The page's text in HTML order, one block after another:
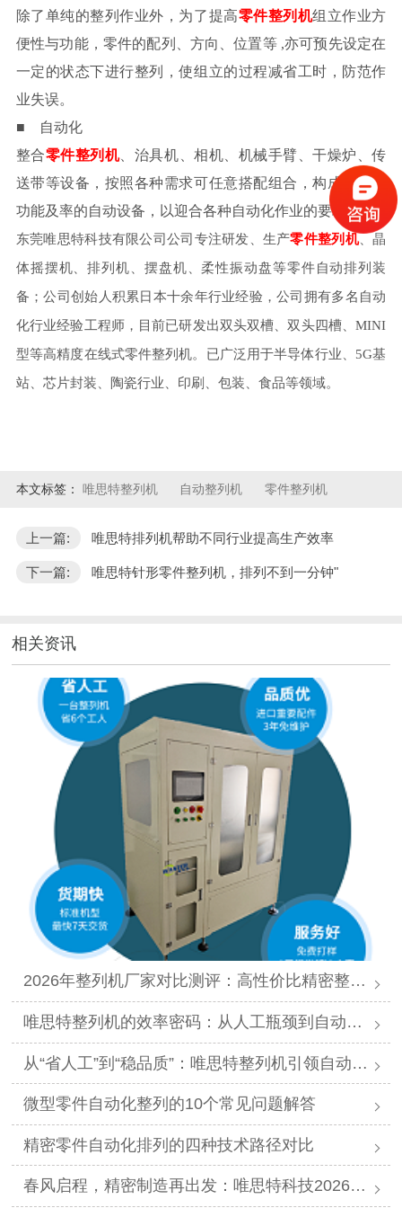
除了单纯的整列作业外，为了提高零件整列机组立作业方
便性与功能，零件的配列、方向、位置等 ,亦可预先设定在
一定的状态下进行整列，使组立的过程减省工时，防范作
业失误。
■ 自动化
整合零件整列机、治具机、相机、机械手臂、干燥炉、传
送带等设备，按照各种需求可任意搭配组合，构成一组多
功能及率的自动设备，以迎合各种自动化作业的要求。
东莞唯思特科技有限公司公司专注研发、生产零件整列机、晶
体摇摆机、排列机、摆盘机、柔性振动盘等零件自动排列装
备；公司创始人积累日本十余年行业经验，公司拥有多名自动
化行业经验工程师，目前已研发出双头双槽、双头四槽、MINI
型等高精度在线式零件整列机。已广泛用于半导体行业、5G基
站、芯片封装、陶瓷行业、印刷、包装、食品等领域。
本文标签： 唯思特整列机 自动整列机 零件整列机
上一篇: 唯思特排列机帮助不同行业提高生产效率
下一篇: 唯思特针形零件整列机，排列不到一分钟"
相关资讯
2026年整列机厂家对比测评：高性价比精密整列品牌推荐
唯思特整列机的效率密码：从人工瓶颈到自动化跨越
从“省人工”到“稳品质”：唯思特整列机引领自动化价值跃迁
微型零件自动化整列的10个常见问题解答
精密零件自动化排列的四种技术路径对比
春风启程，精密制造再出发：唯思特科技2026年春节后正式开工